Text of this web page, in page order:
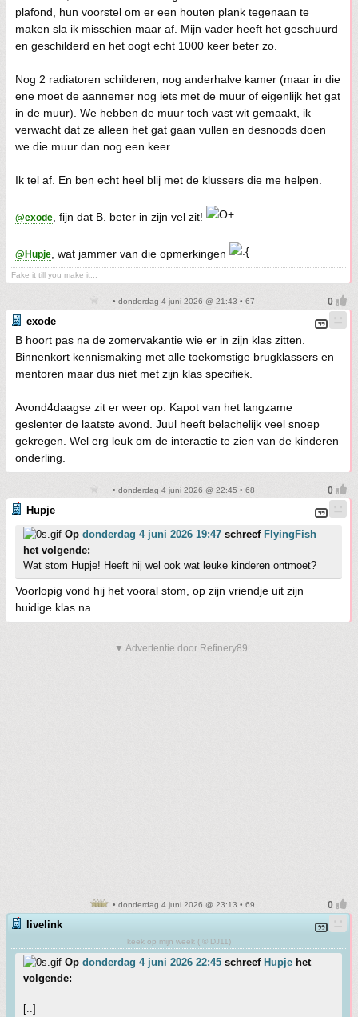
plafond, hun voorstel om er een houten plank tegenaan te
maken sla ik misschien maar af. Mijn vader heeft het geschuurd
en geschilderd en het oogt echt 1000 keer beter zo.
Nog 2 radiatoren schilderen, nog anderhalve kamer (maar in die
ene moet de aannemer nog iets met de muur of eigenlijk het gat
in de muur). We hebben de muur toch vast wit gemaakt, ik
verwacht dat ze alleen het gat gaan vullen en desnoods doen
we die muur dan nog een keer.
Ik tel af. En ben echt heel blij met de klussers die me helpen.
@exode , fijn dat B. beter in zijn vel zit!
@Hupje , wat jammer van die opmerkingen
Fake it till you make it...
• donderdag 4 juni 2026 @ 21:43 • 67
exode
B hoort pas na de zomervakantie wie er in zijn klas zitten.
Binnenkort kennismaking met alle toekomstige brugklassers en
mentoren maar dus niet met zijn klas specifiek.
Avond4daagse zit er weer op. Kapot van het langzame
geslenter de laatste avond. Juul heeft belachelijk veel snoep
gekregen. Wel erg leuk om de interactie te zien van de kinderen
onderling.
• donderdag 4 juni 2026 @ 22:45 • 68
Hupje
Op donderdag 4 juni 2026 19:47 schreef FlyingFish
het volgende:
Wat stom Hupje! Heeft hij wel ook wat leuke kinderen ontmoet?
Voorlopig vond hij het vooral stom, op zijn vriendje uit zijn
huidige klas na.
▼ Advertentie door Refinery89
• donderdag 4 juni 2026 @ 23:13 • 69
livelink
keek op mijn week ( © DJ11)
Op donderdag 4 juni 2026 22:45 schreef Hupje het
volgende:
[..]